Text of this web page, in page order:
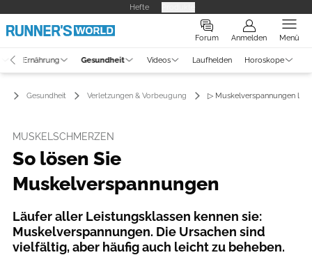
Hefte
Forum Anmelden Menü
Ernährung Gesundheit Videos Laufhelden Horoskope
Gesundheit Verletzungen & Vorbeugung ▷ Muskelverspannungen
MUSKELSCHMERZEN
So lösen Sie
Muskelverspannungen
Läufer aller Leistungsklassen kennen sie:
Muskelverspannungen. Die Ursachen sind
vielfältig, aber häufig auch leicht zu beheben.